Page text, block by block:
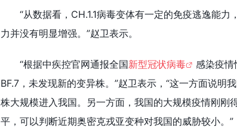
“从数据看，CH.1.1病毒变体有一定的免疫逃逸能
力并没有明显增强。”赵卫表示。
“根据中疾控官网通报全国新型冠状病毒
感染疫情
BF.7，未发现新的变异株。”赵卫表示，“这一方面说明
株大规模进入我国。另一方面，我国的大规模疫情刚刚
平，可以判断近期奥密克戎亚变种对我国的威胁较小。”